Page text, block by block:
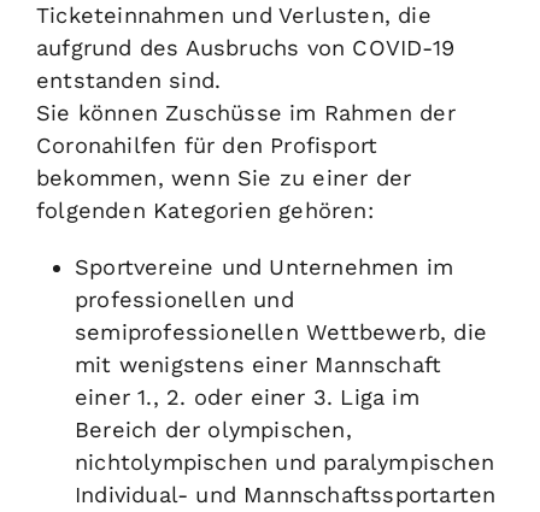
Ticketeinnahmen und Verlusten, die
aufgrund des Ausbruchs von COVID-19
entstanden sind.
Sie können Zuschüsse im Rahmen der
Coronahilfen für den Profisport
bekommen, wenn Sie zu einer der
folgenden Kategorien gehören:
Sportvereine und Unternehmen im
professionellen und
semiprofessionellen Wettbewerb, die
mit wenigstens einer Mannschaft
einer 1., 2. oder einer 3. Liga im
Bereich der olympischen,
nichtolympischen und paralympischen
Individual- und Mannschaftssportarten